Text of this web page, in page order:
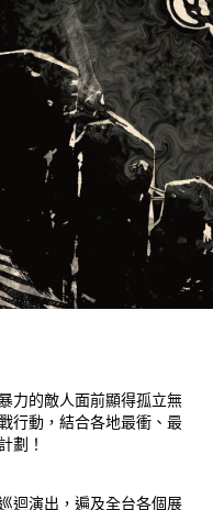
力的敵人面前顯得孤立無
行動，結合各地最衝、最
劃！
迴演出，遍及全台各個展